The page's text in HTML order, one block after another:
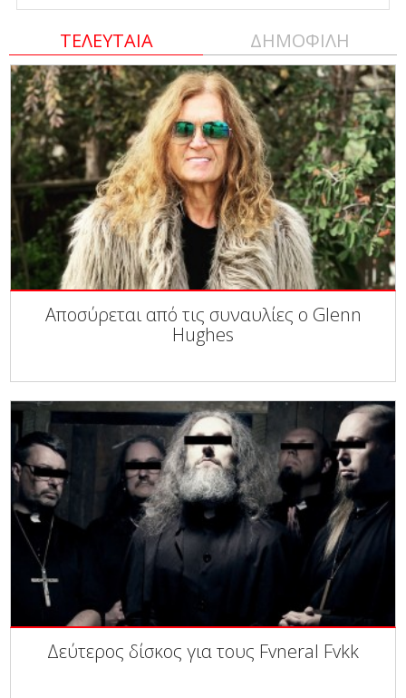
ΤΕΛΕΥΤΑΙΑ ΔΗΜΟΦΙΛΗ
Αποσύρεται από τις συναυλίες ο Glenn
Hughes
Δεύτερος δίσκος για τους Fvneral Fvkk